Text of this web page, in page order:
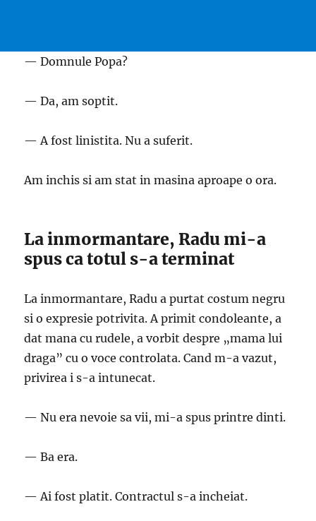
— Domnule Popa?
— Da, am soptit.
— A fost linistita. Nu a suferit.
Am inchis si am stat in masina aproape o ora.
La inmormantare, Radu mi-a
spus ca totul s-a terminat
La inmormantare, Radu a purtat costum negru
si o expresie potrivita. A primit condoleante, a
dat mana cu rudele, a vorbit despre „mama lui
draga” cu o voce controlata. Cand m-a vazut,
privirea i s-a intunecat.
— Nu era nevoie sa vii, mi-a spus printre dinti.
— Ba era.
— Ai fost platit. Contractul s-a incheiat.